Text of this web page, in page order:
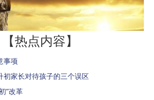
【热点内容】
事项
初家长对待孩子的三个误区
”改革